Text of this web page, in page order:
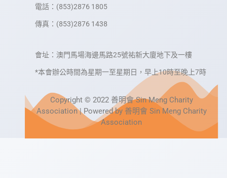
電話：(853)2876 1805
傳真：(853)2876 1438
會址：澳門馬場海邊馬路25號祐新大廈地下及一樓
*本會辦公時間為星期一至星期日，早上10時至晚上7時
Copyright © 2022 善明會 Sin Meng Charity
Association | Powered by 善明會 Sin Meng Charity
Association